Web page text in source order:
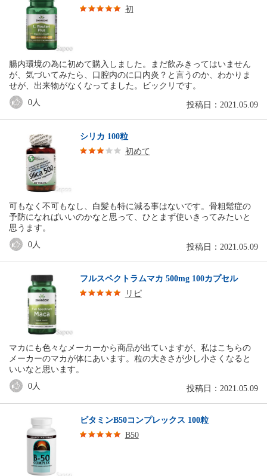
初
腸内環境の為に初めて購入しました。まだ飲みきってはいません
が、気づいてみたら、口腔内のに口内炎？と言うのか、わかりま
せが、出来物がなくなってました。ビックリです。
投稿日：2021.05.09
0人
シリカ 100粒
初めて
可もなく不可もなし、白髪も特に減る事はないです。骨粗鬆症の
予防になればいいのかなと思って、ひとまず使いきってみたいと
思うます。
投稿日：2021.05.09
0 人
フルスペクトラムマカ 500mg 100カプセル
リピ
マカにも色々なメーカーから商品が出ていますが、私はこちらの
メーカーのマカが体にあいます。粒の大きさが少し小さくなると
いいなと思います。
投稿日：2021.05.09
0人
ビタミンB50コンプレックス 100粒
B50